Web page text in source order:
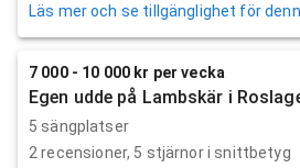
Läs mer och se tillgänglighet för
7 000 - 10 000 kr per vecka
Egen udde på Lambskär i
5 sängplatser
2 recensioner, 5 stjärnor i snittbetyg